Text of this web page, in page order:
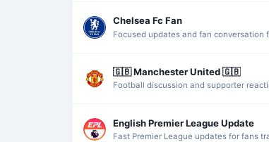
Chelsea Fc Fan
Focused updates and fan conversation
🇬🇧 Manchester United 🇬🇧
Football discussion and supporter
English Premier League Update
Fast Premier League updates for fans